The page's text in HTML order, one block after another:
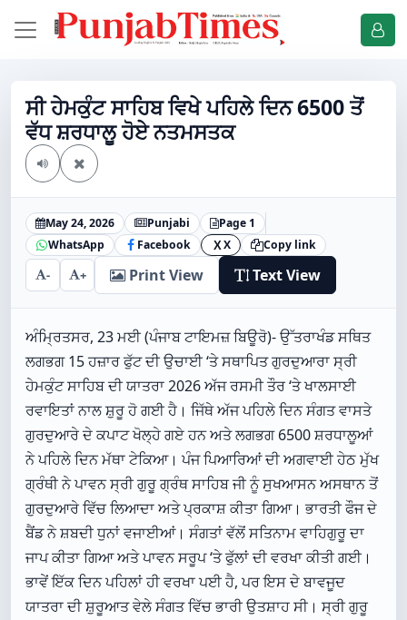
ਸੀ ਹੇਮਕੁੰਟ ਸਾਹਿਬ ਵਿਖੇ ਪਹਿਲੇ ਦਿਨ 6500 ਤੋਂ
ਵੱਧ ਸ਼ਰਧਾਲੂ ਹੋਏ ਨਤਮਸਤਕ
May 24, 2026 Punjabi
Page 1
WhatsApp
Facebook X X Copy link
- + Print View Text View
ਅੰਮ੍ਰਿਤਸਰ, 23 ਮਈ (ਪੰਜਾਬ ਟਾਇਮਜ਼ ਬਿਊਰੋ)- ਉੱਤਰਾਖੰਡ ਸਥਿਤ
ਲਗਭਗ 15 ਹਜ਼ਾਰ ਫੁੱਟ ਦੀ ਉਚਾਈ ‘ਤੇ ਸਥਾਪਿਤ ਗੁਰਦੁਆਰਾ ਸ੍ਰੀ
ਹੇਮਕੁੰਟ ਸਾਹਿਬ ਦੀ ਯਾਤਰਾ 2026 ਅੱਜ ਰਸਮੀ ਤੌਰ ‘ਤੇ ਖਾਲਸਾਈ
ਰਵਾਇਤਾਂ ਨਾਲ ਸ਼ੁਰੂ ਹੋ ਗਈ ਹੈ। ਜਿੱਥੇ ਅੱਜ ਪਹਿਲੇ ਦਿਨ ਸੰਗਤ ਵਾਸਤੇ
ਗੁਰਦੁਆਰੇ ਦੇ ਕਪਾਟ ਖੋਲ੍ਹੇ ਗਏ ਹਨ ਅਤੇ ਲਗਭਗ 6500 ਸ਼ਰਧਾਲੂਆਂ
ਨੇ ਪਹਿਲੇ ਦਿਨ ਮੱਥਾ ਟੇਕਿਆ। ਪੰਜ ਪਿਆਰਿਆਂ ਦੀ ਅਗਵਾਈ ਹੇਠ ਮੁੱਖ
ਗ੍ਰੰਥੀ ਨੇ ਪਾਵਨ ਸ੍ਰੀ ਗੁਰੂ ਗ੍ਰੰਥ ਸਾਹਿਬ ਜੀ ਨੂੰ ਸੁਖਆਸਨ ਅਸਥਾਨ ਤੋਂ
ਗੁਰਦੁਆਰੇ ਵਿੱਚ ਲਿਆਦਾ ਅਤੇ ਪ੍ਰਕਾਸ਼ ਕੀਤਾ ਗਿਆ। ਭਾਰਤੀ ਫੌਜ ਦੇ
ਬੈਂਡ ਨੇ ਸ਼ਬਦੀ ਧੁਨਾਂ ਵਜਾਈਆਂ। ਸੰਗਤਾਂ ਵੱਲੋਂ ਸਤਿਨਾਮ ਵਾਹਿਗੁਰੂ ਦਾ
ਜਾਪ ਕੀਤਾ ਗਿਆ ਅਤੇ ਪਾਵਨ ਸਰੂਪ ‘ਤੇ ਫੁੱਲਾਂ ਦੀ ਵਰਖਾ ਕੀਤੀ ਗਈ।
ਭਾਵੇਂ ਇੱਕ ਦਿਨ ਪਹਿਲਾਂ ਹੀ ਵਰਖਾ ਪਈ ਹੈ, ਪਰ ਇਸ ਦੇ ਬਾਵਜੂਦ
ਯਾਤਰਾ ਦੀ ਸ਼ੁਰੂਆਤ ਵੇਲੇ ਸੰਗਤ ਵਿੱਚ ਭਾਰੀ ਉਤਸ਼ਾਹ ਸੀ। ਸ੍ਰੀ ਗੁਰੂ